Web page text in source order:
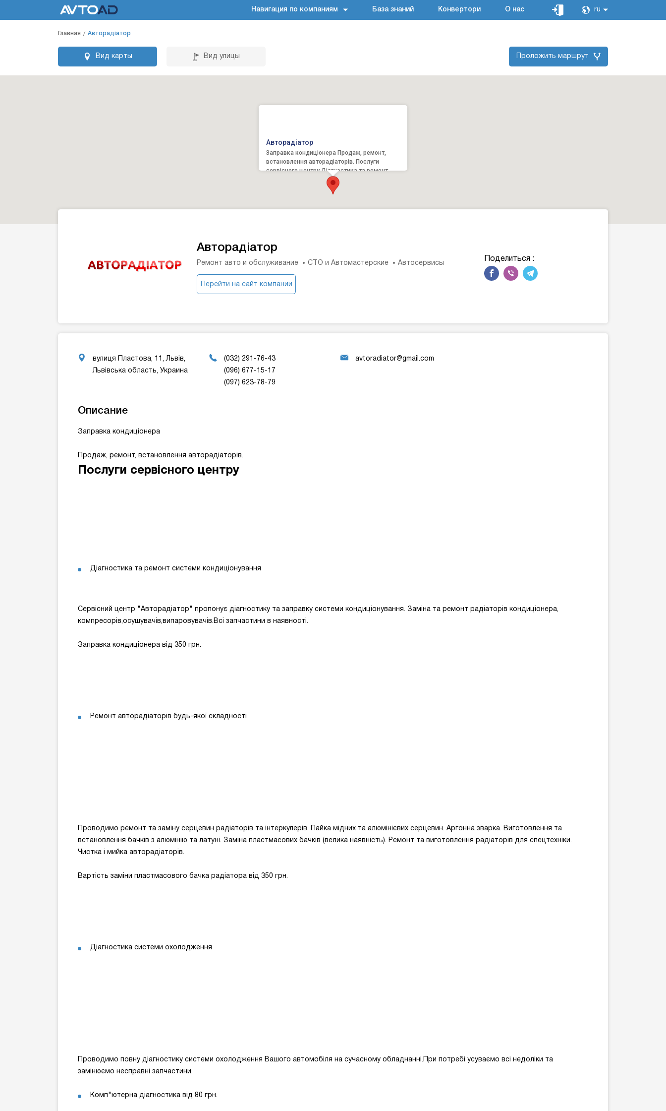
Навигация по компаниям База знаний Конвертори О нас ru
Главная Авторадіатор
Вид карты Вид улицы Проложить маршрут
Авторадіатор
Заправка кондиціонера Продаж, ремонт,
встановлення авторадіаторів. Послуги
сервісного центру Діагностика та ремонт
системи кондиціонування ...
Авторадіатор
Ремонт авто и обслуживание СТО и Автомастерские Автосервисы
Перейти на сайт компании
Поделиться :
вулиця Пластова, 11, Львів,
Львівська область, Украина
(032) 291-76-43
(096) 677-15-17
(097) 623-78-79
avtoradiator@gmail.com
Описание
Заправка кондиціонера
Продаж, ремонт, встановлення авторадіаторів.
Послуги сервісного центру
Діагностика та ремонт системи кондиціонування
Сервісний центр "Авторадіатор" пропонує діагностику та заправку системи кондиціонування. Заміна та ремонт радіаторів кондиціонера,
компресорів,осушувачів,випаровувачів.Всі запчастини в наявності.
Заправка кондиціонера від 350 грн.
Ремонт авторадіаторів будь-якої складності
Проводимо ремонт та заміну серцевин радіаторів та інтеркулерів. Пайка мідних та алюмінієвих серцевин. Аргонна зварка. Виготовлення та
встановлення бачків з алюмінію та латуні. Заміна пластмасових бачків (велика наявність). Ремонт та виготовлення радіаторів для спецтехніки.
Чистка і мийка авторадіаторів.
Вартість заміни пластмасового бачка радіатора від 350 грн.
Діагностика системи охолодження
Проводимо повну діагностику системи охолодження Вашого автомобіля на сучасному обладнанні.При потребі усуваємо всі недоліки та
замінюємо несправні запчастини.
Комп"ютерна діагностика від 80 грн.